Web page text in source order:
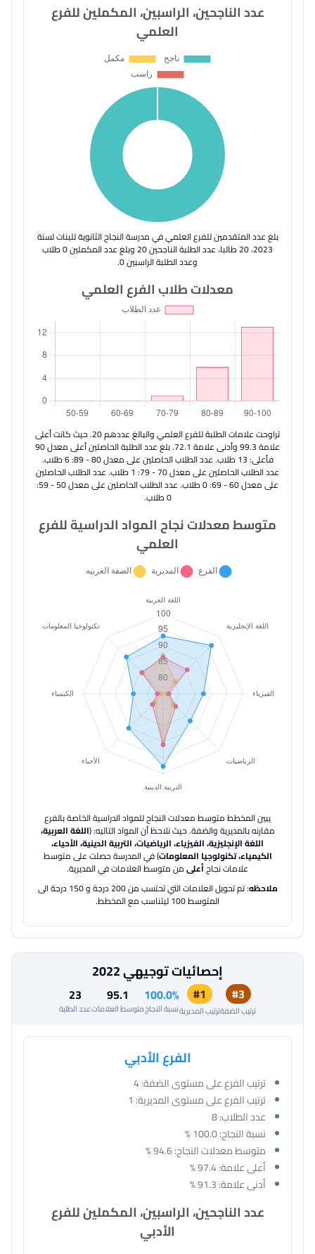
عدد الناجحين، الراسبين، المكملين للفرع
العلمي
بلغ عدد المتقدمين للفرع العلمي في مدرسة النجاح الثانوية للبنات لسنة
2023، 20 طالبا، عدد الطلبة الناجحين 20 وبلغ عدد المكملين 0 طلاب
وعدد الطلبة الراسبين 0.
معدلات طلاب الفرع العلمي
تراوحت علامات الطلبة للفرع العلمي والبالغ عددهم 20. حيث كانت أعلى
علامة 99.3 وأدنى علامة 72.1. بلغ عدد الطلبة الحاصلين أعلى معدل 90
فأعلى: 13 طلاب. عدد الطلاب الحاصلين على معدل 80 - 89: 6 طلاب.
عدد الطلاب الحاصلين على معدل 70 - 79: 1 طلاب. عدد الطلاب الحاصلين
على معدل 60 - 69: 0 طلاب. عدد الطلاب الحاصلين على معدل 50 - 59:
0 طلاب.
متوسط معدلات نجاح المواد الدراسية للفرع
العلمي
يبين المخطط متوسط معدلات النجاح للمواد الدراسية الخاصة بالفرع
مقارنه بالمديرية والضفة.حيث نلاحظ أن المواد التاليه: (اللغة العربية،
اللغة الإنجليزية، الفيزياء، الرياضيات، التربية الدينية، الأحياء،
الكيمياء، تكنولوجيا المعلومات) في المدرسة حصلت على متوسط
علامات نجاحأعلىمن متوسط العلامات في المديرية.
ملاحظه
: تم تحويل العلامات التي تحتسب من 200 درجة و 150 درجة الى
المتوسط 100 ليتناسب مع المخطط.
إحصائيات توجيهي 2022
#3
ترتيب الضفة
#1
ترتيب المديرية
100.0%
نسبة النجاح
95.1
متوسط العلامات
23
عدد الطلبة
الفرع الأدبي
ترتيب الفرع على مستوى الضفة:4
ترتيب الفرع على مستوى المديرية: 1
عدد الطلاب:8
نسبة النجاح:100.0 %
متوسط معدلات النجاح:94.6 %
أعلى علامة:97.4 %
أدنى علامة:91.3 %
عدد الناجحين، الراسبين، المكملين للفرع
الأدبي